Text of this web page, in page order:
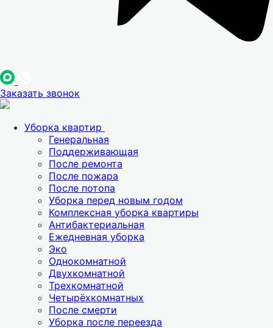
Заказать звонок
Уборка квартир
Генеральная
Поддерживающая
После ремонта
После пожара
После потопа
Уборка перед новым годом
Комплексная уборка квартиры
Антибактериальная
Ежедневная уборка
Эко
Однокомнатной
Двухкомнатной
Трехкомнатной
Четырёхкомнатных
После смерти
Уборка после переезда